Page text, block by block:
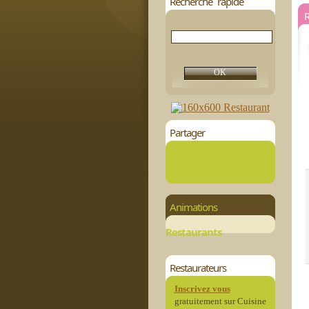
Partager
Animations
Restaurants
Restaurateurs
Inscrivez vous
gratuitement sur Cuisine